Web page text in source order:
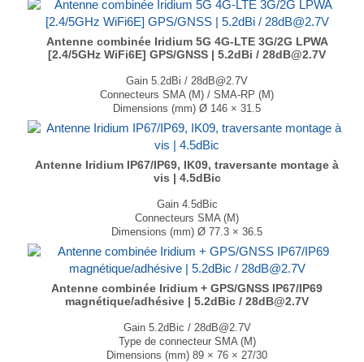
Antenne combinée Iridium 5G 4G-LTE 3G/2G LPWA
[2.4/5GHz WiFi6E] GPS/GNSS | 5.2dBi / 28dB@2.7V
Gain 5.2dBi / 28dB@2.7V
Connecteurs SMA (M) / SMA-RP (M)
Dimensions (mm) Ø 146 × 31.5
T° de fonctionnement -40°C à +85°C
...
Antenne Iridium IP67/IP69, IK09, traversante montage à
vis | 4.5dBic
Gain 4.5dBic
Connecteurs SMA (M)
Dimensions (mm) Ø 77.3 × 36.5
T° de fonctionnement -40°C à +85°C
...
Antenne combinée Iridium + GPS/GNSS IP67/IP69
magnétique/adhésive | 5.2dBic / 28dB@2.7V
Gain 5.2dBic / 28dB@2.7V
Type de connecteur SMA (M)
Dimensions (mm) 89 × 76 × 27/30